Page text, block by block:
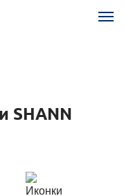
SHANN